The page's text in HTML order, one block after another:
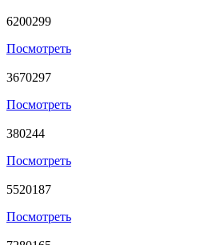
6200299
Посмотреть
3670297
Посмотреть
380244
Посмотреть
5520187
Посмотреть